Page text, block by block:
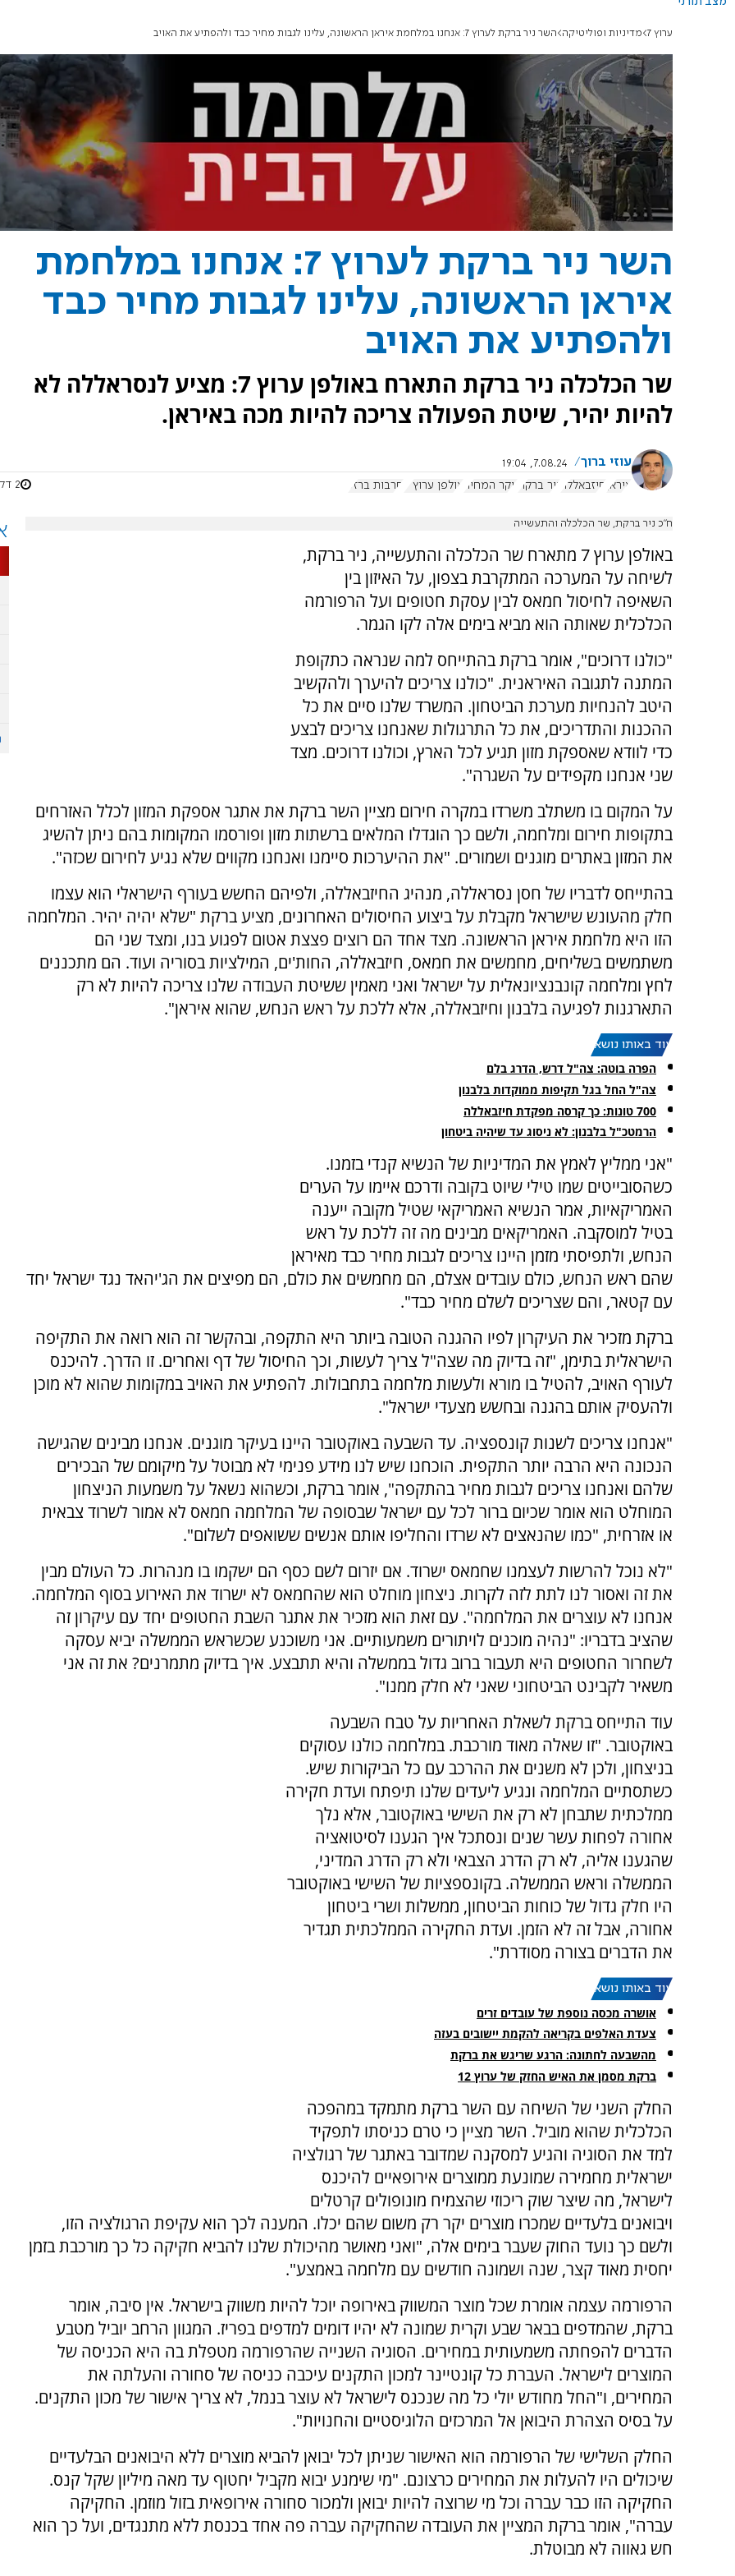
ערוץ 7 מדיניות ופוליטיקה השר ניר ברקת לערוץ 7: אנחנו במלחמת איראן הראשונה, עלינו לגבות מחיר כבד ולהפתיע את האויב
השר ניר ברקת לערוץ 7: אנחנו במלחמת
איראן הראשונה, עלינו לגבות מחיר כבד
ולהפתיע את האויב
שר הכלכלה ניר ברקת התארח באולפן ערוץ 7: מציע לנסראללה לא
להיות יהיר, שיטת הפעולה צריכה להיות מכה באיראן.
עוזי ברוך
7.08.24, 19:04
איראן חיזבאללה ניר ברקת יוקר המחיה אולפן ערוץ 7 חרבות ברזל 2 דקות
ח”כ ניר ברקת, שר הכלכלה והתעשייה
באולפן ערוץ 7 מתארח שר הכלכלה והתעשייה, ניר ברקת,
לשיחה על המערכה המתקרבת בצפון, על האיזון בין
השאיפה לחיסול חמאס לבין עסקת חטופים ועל הרפורמה
הכלכלית שאותה הוא מביא בימים אלה לקו הגמר.
"כולנו דרוכים", אומר ברקת בהתייחס למה שנראה כתקופת
המתנה לתגובה האיראנית. "כולנו צריכים להיערך ולהקשיב
היטב להנחיות מערכת הביטחון. המשרד שלנו סיים את כל
ההכנות והתדריכים, את כל התרגולות שאנחנו צריכים לבצע
כדי לוודא שאספקת מזון תגיע לכל הארץ, וכולנו דרוכים. מצד
שני אנחנו מקפידים על השגרה".
על המקום בו משתלב משרדו במקרה חירום מציין השר ברקת את אתגר אספקת המזון לכלל האזרחים
בתקופות חירום ומלחמה, ולשם כך הוגדלו המלאים ברשתות מזון ופורסמו המקומות בהם ניתן להשיג
את המזון באתרים מוגנים ושמורים. "את ההיערכות סיימנו ואנחנו מקווים שלא נגיע לחירום שכזה".
בהתייחס לדבריו של חסן נסראללה, מנהיג החיזבאללה, ולפיהם החשש בעורף הישראלי הוא עצמו
חלק מהעונש שישראל מקבלת על ביצוע החיסולים האחרונים, מציע ברקת "שלא יהיה יהיר. המלחמה
הזו היא מלחמת איראן הראשונה. מצד אחד הם רוצים פצצת אטום לפגוע בנו, ומצד שני הם
משתמשים בשליחים, מחמשים את חמאס, חיזבאללה, החות'ים, המילציות בסוריה ועוד. הם מתכננים
לחץ ומלחמה קונבנציונאלית על ישראל ואני מאמין ששיטת העבודה שלנו צריכה להיות לא רק
התארגנות לפגיעה בלבנון וחיזבאללה, אלא ללכת על ראש הנחש, שהוא איראן".
עוד באותו נושא:
הפרה בוטה: צה"ל דרש, הדרג בלם
צה"ל החל בגל תקיפות ממוקדות בלבנון
700 טונות: כך קרסה מפקדת חיזבאללה
הרמטכ"ל בלבנון: לא ניסוג עד שיהיה ביטחון
"אני ממליץ לאמץ את המדיניות של הנשיא קנדי בזמנו.
כשהסובייטים שמו טילי שיוט בקובה ודרכם איימו על הערים
האמריקאיות, אמר הנשיא האמריקאי שטיל מקובה ייענה
בטיל למוסקבה. האמריקאים מבינים מה זה ללכת על ראש
הנחש, ולתפיסתי מזמן היינו צריכים לגבות מחיר כבד מאיראן
שהם ראש הנחש, כולם עובדים אצלם, הם מחמשים את כולם, הם מפיצים את הג'יהאד נגד ישראל יחד
עם קטאר, והם שצריכים לשלם מחיר כבד".
ברקת מזכיר את העיקרון לפיו ההגנה הטובה ביותר היא התקפה, ובהקשר זה הוא רואה את התקיפה
הישראלית בתימן, "זה בדיוק מה שצה"ל צריך לעשות, וכך החיסול של דף ואחרים. זו הדרך. להיכנס
לעורף האויב, להטיל בו מורא ולעשות מלחמה בתחבולות. להפתיע את האויב במקומות שהוא לא מוכן
ולהעסיק אותם בהגנה ובחשש מצעדי ישראל".
"אנחנו צריכים לשנות קונספציה. עד השבעה באוקטובר היינו בעיקר מוגנים. אנחנו מבינים שהגישה
הנכונה היא הרבה יותר התקפית. הוכחנו שיש לנו מידע פנימי לא מבוטל על מיקומם של הבכירים
שלהם ואנחנו צריכים לגבות מחיר בהתקפה", אומר ברקת, וכשהוא נשאל על משמעות הניצחון
המוחלט הוא אומר שכיום ברור לכל עם ישראל שבסופה של המלחמה חמאס לא אמור לשרוד צבאית
או אזרחית, "כמו שהנאצים לא שרדו והחליפו אותם אנשים ששואפים לשלום".
"לא נוכל להרשות לעצמנו שחמאס ישרוד. אם יזרום לשם כסף הם ישקמו בו מנהרות. כל העולם מבין
את זה ואסור לנו לתת לזה לקרות. ניצחון מוחלט הוא שהחמאס לא ישרוד את האירוע בסוף המלחמה.
אנחנו לא עוצרים את המלחמה". עם זאת הוא מזכיר את אתגר השבת החטופים יחד עם עיקרון זה
שהציב בדבריו: "נהיה מוכנים לויתורים משמעותיים. אני משוכנע שכשראש הממשלה יביא עסקה
לשחרור החטופים היא תעבור ברוב גדול בממשלה והיא תתבצע. איך בדיוק מתמרנים? את זה אני
משאיר לקבינט הביטחוני שאני לא חלק ממנו".
עוד התייחס ברקת לשאלת האחריות על טבח השבעה
באוקטובר. "זו שאלה מאוד מורכבת. במלחמה כולנו עסוקים
בניצחון, ולכן לא משנים את ההרכב עם כל הביקורות שיש.
כשתסתיים המלחמה ונגיע ליעדים שלנו תיפתח ועדת חקירה
ממלכתית שתבחן לא רק את השישי באוקטובר, אלא נלך
אחורה לפחות עשר שנים ונסתכל איך הגענו לסיטואציה
שהגענו אליה, לא רק הדרג הצבאי ולא רק הדרג המדיני,
הממשלה וראש הממשלה. בקונספציות של השישי באוקטובר
היו חלק גדול של כוחות הביטחון, ממשלות ושרי ביטחון
אחורה, אבל זה לא הזמן. ועדת החקירה הממלכתית תגדיר
את הדברים בצורה מסודרת".
עוד באותו נושא:
אושרה מכסה נוספת של עובדים זרים
צעדת האלפים בקריאה להקמת יישובים בעזה
מהשבעה לחתונה: הרגע שריגש את ברקת
ברקת מסמן את האיש החזק של ערוץ 12
החלק השני של השיחה עם השר ברקת מתמקד במהפכה
הכלכלית שהוא מוביל. השר מציין כי טרם כניסתו לתפקיד
למד את הסוגיה והגיע למסקנה שמדובר באתגר של רגולציה
ישראלית מחמירה שמונעת ממוצרים אירופאיים להיכנס
לישראל, מה שיצר שוק ריכוזי שהצמיח מונופולים קרטלים
ויבואנים בלעדיים שמכרו מוצרים יקר רק משום שהם יכלו. המענה לכך הוא עקיפת הרגולציה הזו,
ולשם כך נועד החוק שעבר בימים אלה, "ואני מאושר מהיכולת שלנו להביא חקיקה כל כך מורכבת בזמן
יחסית מאוד קצר, שנה ושמונה חודשים עם מלחמה באמצע".
הרפורמה עצמה אומרת שכל מוצר המשווק באירופה יוכל להיות משווק בישראל. אין סיבה, אומר
ברקת, שהמדפים בבאר שבע וקרית שמונה לא יהיו דומים למדפים בפריז. המגוון הרחב יוביל מטבע
הדברים להפחתה משמעותית במחירים. הסוגיה השנייה שהרפורמה מטפלת בה היא הכניסה של
המוצרים לישראל. העברת כל קונטיינר למכון התקנים עיכבה כניסה של סחורה והעלתה את
המחירים, ו"החל מחודש יולי כל מה שנכנס לישראל לא עוצר בנמל, לא צריך אישור של מכון התקנים.
על בסיס הצהרת היבואן אל המרכזים הלוגיסטיים והחנויות".
החלק השלישי של הרפורמה הוא האישור שניתן לכל יבואן להביא מוצרים ללא היבואנים הבלעדיים
שיכולים היו להעלות את המחירים כרצונם. "מי שימנע יבוא מקביל יחטוף עד מאה מיליון שקל קנס.
החקיקה הזו כבר עברה וכל מי שרוצה להיות יבואן ולמכור סחורה אירופאית בזול מוזמן. החקיקה
עברה", אומר ברקת המציין את העובדה שהחקיקה עברה פה אחד בכנסת ללא מתנגדים, ועל כך הוא
חש גאווה לא מבוטלת.